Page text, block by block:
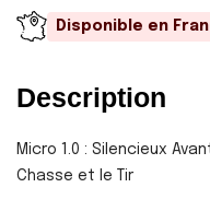
Disponible en
Description
Micro 1.0 : Silencieux
Chasse et le Tir